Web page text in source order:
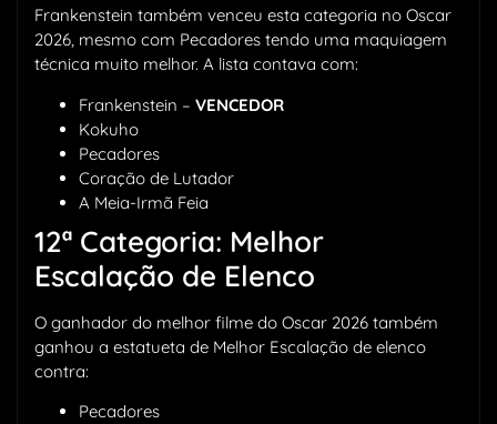
Frankenstein também venceu esta categoria no Oscar
2026, mesmo com Pecadores tendo uma maquiagem
técnica muito melhor. A lista contava com:
Frankenstein – VENCEDOR
Kokuho
Pecadores
Coração de Lutador
A Meia-Irmã Feia
12ª Categoria: Melhor
Escalação de Elenco
O ganhador do melhor filme do Oscar 2026 também
ganhou a estatueta de Melhor Escalação de elenco
contra:
Pecadores